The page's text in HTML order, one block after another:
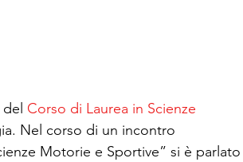
Corso di Laurea in Scienze
Nel corso di un incontro
Motorie e Sportive” si è parlato